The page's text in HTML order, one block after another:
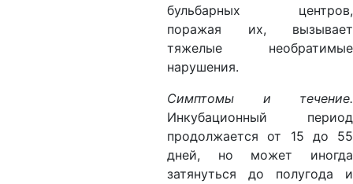
бульбарных центров,
поражая их, вызывает
тяжелые необратимые
нарушения.
Симптомы и течение.
Инкубационный период
продолжается от 15 до 55
дней, но может иногда
затянуться до полугода и